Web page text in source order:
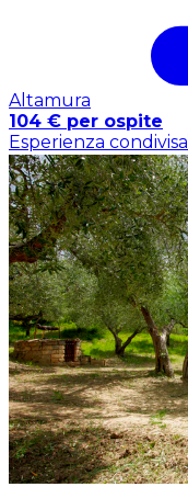
Altamura
104 € per ospite
Esperienza condivisa